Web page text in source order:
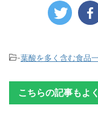
-葉酸を多く含む食品
こちらの記事もよ